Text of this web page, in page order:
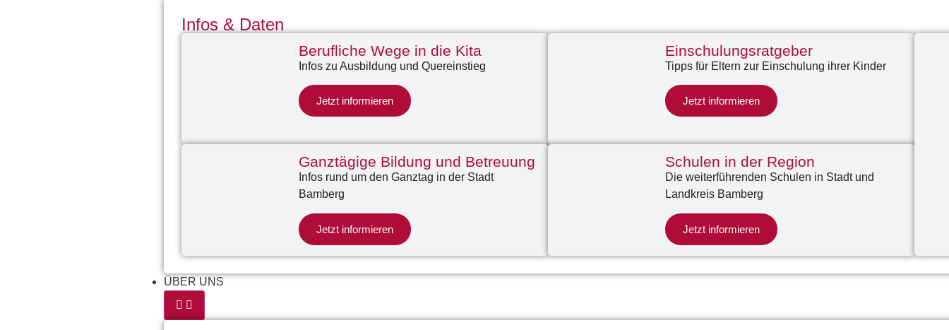
Infos & Daten
Berufliche Wege in die Kita
Infos zu Ausbildung und Quereinstieg
Jetzt informieren
Einschulungsratgeber
Tipps für Eltern zur Einschulung ihrer Kinder
Jetzt informieren
Ganztägige Bildung und Betreuung
Infos rund um den Ganztag in der Stadt
Bamberg
Jetzt informieren
Schulen in der Region
Die weiterführenden Schulen in Stadt und
Landkreis Bamberg
Jetzt informieren
ÜBER UNS